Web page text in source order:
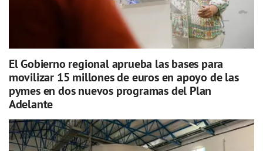
El Gobierno regional aprueba las bases para
movilizar 15 millones de euros en apoyo de las
pymes en dos nuevos programas del Plan
Adelante